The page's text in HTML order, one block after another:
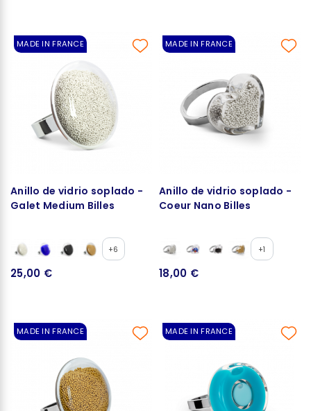
MADE IN FRANCE
Anillo de vidrio soplado -
Galet Medium Billes
+6
25,00 €
MADE IN FRANCE
Anillo de vidrio soplado -
Coeur Nano Billes
+1
18,00 €
MADE IN FRANCE MADE IN FRANCE